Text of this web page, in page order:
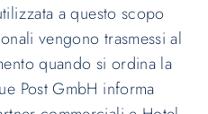
a questo scopo
vengono trasmessi al
quando si ordina la
Post GmbH informa